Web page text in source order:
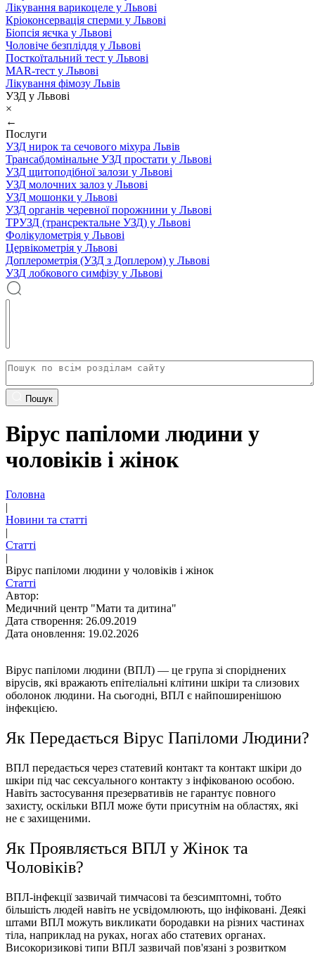
Лікування варикоцеле у Львові
Кріоконсервація сперми у Львові
Біопсія яєчка у Львові
Чоловіче безпліддя у Львові
Посткоїтальний тест у Львові
MAR-тест у Львові
Лікування фімозу Львів
УЗД у Львові
×
←
Послуги
УЗД нирок та сечового міхура Львів
Трансабдомінальне УЗД простати у Львові
УЗД щитоподібної залози у Львові
УЗД молочних залоз у Львові
УЗД мошонки у Львові
УЗД органів черевної порожнини у Львові
ТРУЗД (трансректальне УЗД) у Львові
Фолікулометрія у Львові
Цервікометрія у Львові
Доплерометрія (УЗД з Доплером) у Львові
УЗД лобкового симфізу у Львові
Пошук
Вірус папіломи людини у
чоловіків і жінок
Головна
|
Новини та статті
|
Статті
|
Вірус папіломи людини у чоловіків і жінок
Статті
Автор:
Медичний центр "Мати та дитина"
Дата створення: 26.09.2019
Дата оновлення: 19.02.2026
Вірус папіломи людини (ВПЛ) — це група зі споріднених
вірусів, які вражають епітеліальні клітини шкіри та слизових
оболонок людини. На сьогоднi, ВПЛ є найпоширенішою
інфекцією.
Як Передається Вірус Папіломи Людини?
ВПЛ передається через статевий контакт та контакт шкіри до
шкіри під час сексуального контакту з інфікованою особою.
Навіть застосування презервативів не гарантує повного
захисту, оскільки ВПЛ може бути присутнім на областях, які
не є захищеними.
Як Проявляється ВПЛ у Жінок та
Чоловіків?
ВПЛ-інфекції зазвичай тимчасові та безсимптомні, тобто
більшість людей навіть не усвідомлюють, що інфіковані. Деякі
штами ВПЛ можуть викликати бородавки на різних частинах
тіла, наприклад на руках, ногах або статевих органах.
Високоризикові типи ВПЛ зазвичай пов'язані з розвитком